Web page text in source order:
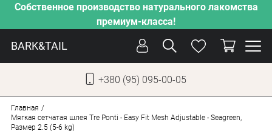
Собственное производство натурального лакомства
премиум-класса!
BARK&TAIL
+380 (95) 095-00-05
Главная
Мягкая сетчатая шлея Tre Ponti - Easy Fit Mesh Adjustable - Seagreen,
Размер 2.5 (5-6 kg)